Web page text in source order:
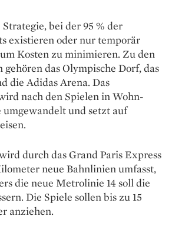
bei der 95 % der
existieren oder nur temporär
Kosten zu minimieren. Zu den
gehören das Olympische Dorf, das
die Adidas Arena. Das
nach den Spielen in Wohn-
und setzt auf
durch das Grand Paris Express
neue Bahnlinien umfasst,
die neue Metrolinie 14 soll die
Die Spiele sollen bis zu 15
anziehen.